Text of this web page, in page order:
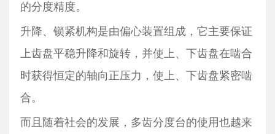
的分度精度。
升降、锁紧机构是由偏心装置组成，它主要保证
上齿盘平稳升降和旋转，并使上、下齿盘在啮合
时获得恒定的轴向正压力，使上、下齿盘紧密啮
合。
而且随着社会的发展，多齿分度台的使用也越来